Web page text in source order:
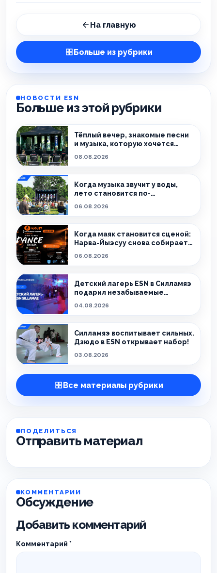
На главную
Больше из рубрики
НОВОСТИ ESN
Больше из этой рубрики
Тёплый вечер, знакомые песни
и музыка, которую хочется
08.08.2026
Когда музыка звучит у воды,
лето становится по-
06.08.2026
Когда маяк становится сценой:
Нарва-Йыэсуу снова собирает
06.08.2026
Детский лагерь ESN в Силламяэ
подарил незабываемые
04.08.2026
Силламяэ воспитывает сильных.
Дзюдо в ESN открывает набор!
03.08.2026
Все материалы рубрики
ПОДЕЛИТЬСЯ
Отправить материал
КОММЕНТАРИИ
Обсуждение
Добавить комментарий
Комментарий *